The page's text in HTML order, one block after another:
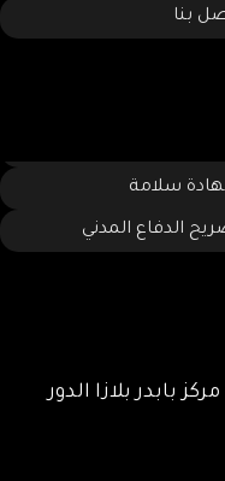
بنا
سلامة
الدفاع المدني
بابدر بلازا الدور